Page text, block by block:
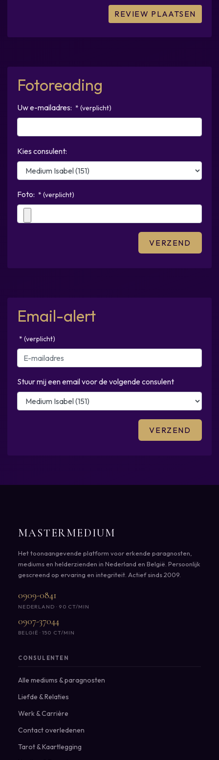
Fotoreading
Uw e-mailadres: * (verplicht)
Kies consulent:
Foto: * (verplicht)
Email-alert
* (verplicht)
Stuur mij een email voor de volgende consulent
MASTERMEDIUM
Het toonaangevende platform voor erkende paragnosten,
mediums en helderzienden in Nederland en België. Persoonlijk
gescreend op ervaring en integriteit. Actief sinds 2009.
0909-0841
NEDERLAND · 90 CT/MIN
0907-37044
BELGIË · 150 CT/MIN
CONSULENTEN
Alle mediums & paragnosten
Liefde & Relaties
Werk & Carrière
Contact overledenen
Tarot & Kaartlegging